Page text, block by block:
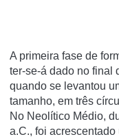
A primeira fase de
ter-se-á dado no final
quando se levantou
tamanho, em três
No Neolítico Médio,
a.C., foi